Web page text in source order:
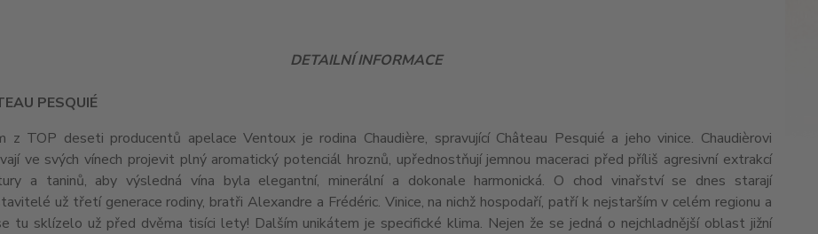
DETAILNÍ INFORMACE
PESQUIÉ
z TOP deseti producentů apelace Ventoux je rodina Chaudière, spravující Château Pesquié a jeho vinice. Chaudièrovi
ve svých vínech projevit plný aromatický potenciál hroznů, upřednostňují jemnou maceraci před příliš agresivní extrakcí
a taninů, aby výsledná vína byla elegantní, minerální a dokonale harmonická. O chod vinařství se dnes starají
už třetí generace rodiny, bratři Alexandre a Frédéric. Vinice, na nichž hospodaří, patří k nejstarším v celém regionu a
tu sklízelo už před dvěma tisíci lety! Dalším unikátem je specifické klima. Nejen že se jedná o nejchladnější oblast jižní